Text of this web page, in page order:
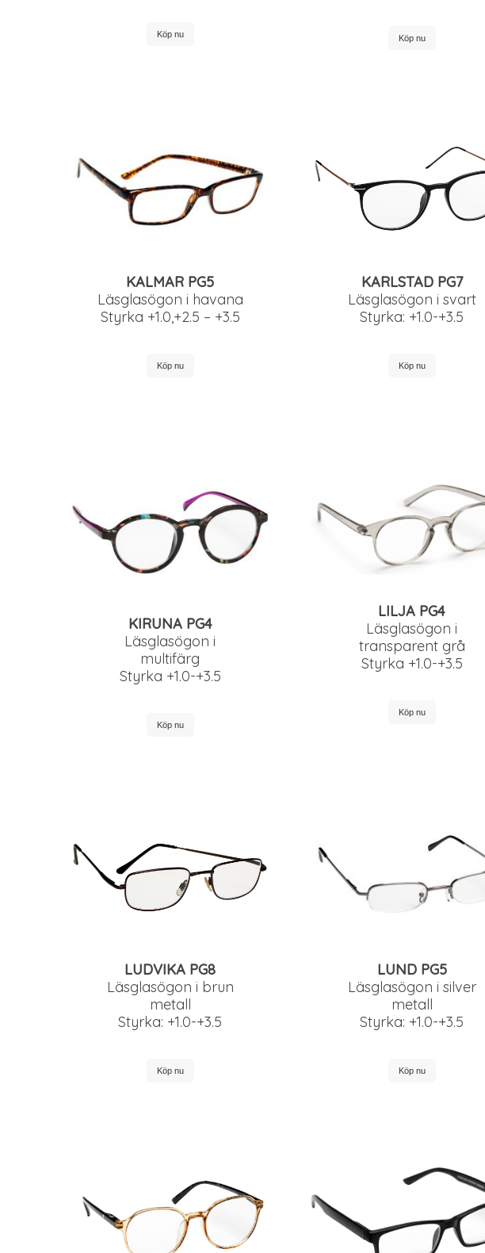
Köp nu Köp nu
KALMAR PG5
Läsglasögon i havana
Styrka +1.0,+2.5 – +3.5
Köp nu
KARLSTAD PG7
Läsglasögon i svart
Styrka: +1.0-+3.5
Köp nu
KIRUNA PG4
Läsglasögon i
multifärg
Styrka +1.0-+3.5
Köp nu
LILJA PG4
Läsglasögon i
transparent grå
Styrka +1.0-+3.5
Köp nu
LUDVIKA PG8
Läsglasögon i brun
metall
Styrka: +1.0-+3.5
Köp nu
LUND PG5
Läsglasögon i silver
metall
Styrka: +1.0-+3.5
Köp nu